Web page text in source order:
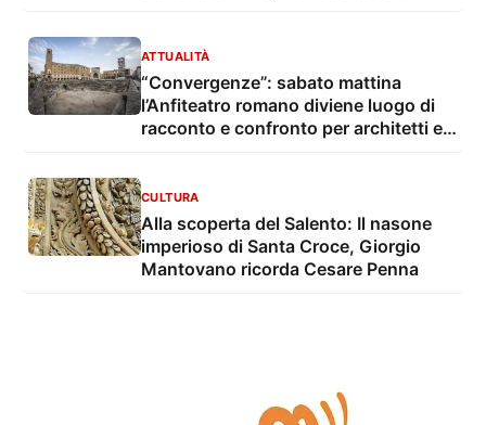
ATTUALITÀ
“Convergenze”: sabato mattina
l’Anfiteatro romano diviene luogo di
racconto e confronto per architetti e
CULTURA
Alla scoperta del Salento: Il nasone
imperioso di Santa Croce, Giorgio
Mantovano ricorda Cesare Penna